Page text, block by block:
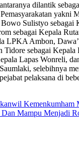
dilantik
yakni
Sulistyo sebagai
sebagai Kepala
LPKA Ambon,
Tidore sebagai
Lapas Wonreli,
selebihnya
pelaksana di
Kemenkumham
Dan Mampu Menjadi